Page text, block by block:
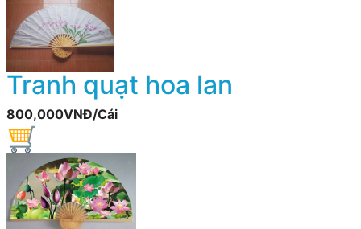
Tranh quạt hoa lan
800,000VNĐ/Cái